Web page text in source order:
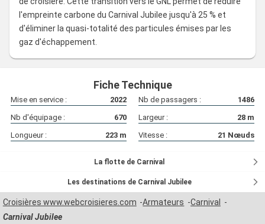
l'empreinte carbone du Carnival Jubilee jusqu'à 25 % et
d'éliminer la quasi-totalité des particules émises par les
gaz d'échappement.
Fiche Technique
Mise en service : 2022 Nb de passagers :
1486
Nb d'équipage :
670 Largeur : 28 m
Longueur :
223 m Vitesse : 21 Nœuds
La flotte de Carnival
Les destinations de Carnival Jubilee
Croisières www.webcroisieres.com Armateurs
Carnival
Carnival Jubilee